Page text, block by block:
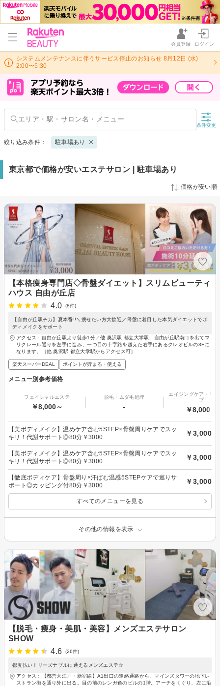
会員登録 ログイン
システムメンテナンスに伴うサービス停止のお知らせ 8月12日 (水)
2:00〜5:30
条件変更
絞り込み条件： 駐車場あり
東京都で価格が安いエステサロン | 駐車場あり
価格が安い順
【本格痩身専門店◇骨盤ダイエット】スリムビューティ
ハウス 自由が丘店
4.0
(8件)
【自由が丘駅チカ】夏本番!!＼痩せたい方大歓迎／骨盤に着目した本気ダイエットでボ
ディメイクをサポート
アクセス：自由が丘駅より徒歩1分／他 奥沢駅,都立大学駅、自由が丘駅南口を出てマ
リクレール通りを左手に進み、一つ目の十字路を越えた右手にあるクレオビルの3Fに
なります。［他 奥沢駅,都立大学駅からアクセス可］
楽天スーパーDEAL ポイントが貯まる・使える
メニュー別参考価格
フェイシャルエステ
￥8,000～
脱毛・ムダ毛処理
-
エイジングケア・リ
プ
￥8,000～
【美ボディメイク】温めケア含む5STEP×骨盤周りケアでスッ
キリ！代謝サポート◎80分￥3000
￥3,000
【美ボディメイク】温めケア含む5STEP×骨盤周りケアでスッ
キリ！代謝サポート◎80分￥3000
￥3,000
【徹底ボディケア】骨盤周り×汗ばむ温感5STEPケアで巡りサ
ポート◎カッピング付80分￥3000
￥3,000
すべてのメニューを見る
その他の情報を表示
【脱毛・痩身・美肌・美容】メンズエステサロン
SHOW
4.6
(26件)
都度払い！リーズナブルに通えるメンズエステ☆
アクセス：【都営大江戸・新宿線】A1出口の連絡通路から、マインズタワーの地下レ
ストラン街を通り外に出る。目の前のレンガ色のビルの1階。アーチをくぐり、左に沿